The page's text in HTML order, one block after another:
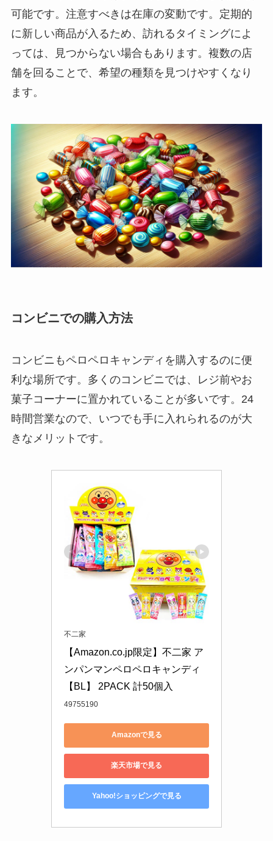
可能です。注意すべきは在庫の変動です。定期的
に新しい商品が入るため、訪れるタイミングによ
っては、見つからない場合もあります。複数の店
舗を回ることで、希望の種類を見つけやすくなり
ます。
コンビニでの購入方法
コンビニもペロペロキャンディを購入するのに便
利な場所です。多くのコンビニでは、レジ前やお
菓子コーナーに置かれていることが多いです。24
時間営業なので、いつでも手に入れられるのが大
きなメリットです。
不二家
【Amazon.co.jp限定】不二家 ア
ンパンマンペロペロキャンディ
【BL】 2PACK 計50個入
49755190
Amazonで見る
楽天市場で見る
Yahoo!ショッピングで見る